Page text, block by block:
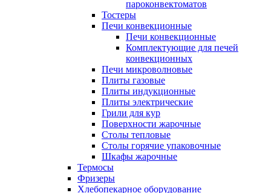
пароконвектоматов
Тостеры
Печи конвекционные
Печи конвекционные
Комплектующие для печей
конвекционных
Печи микроволновые
Плиты газовые
Плиты индукционные
Плиты электрические
Грили для кур
Поверхности жарочные
Столы тепловые
Столы горячие упаковочные
Шкафы жарочные
Термосы
Фризеры
Хлебопекарное оборудование